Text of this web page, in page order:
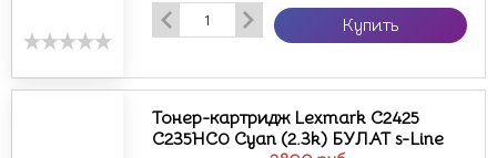
Купить
Тонер-картридж Lexmark C2425
C235HC0 Cyan (2.3k) БУЛАТ s-Line